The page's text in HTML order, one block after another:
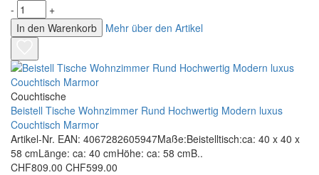
-
+
In den Warenkorb
Mehr über den Artikel
Couchtische
Beistell Tische Wohnzimmer Rund Hochwertig Modern luxus
Couchtisch Marmor
Artikel-Nr. EAN: 4067282605947Maße:Beistelltisch:ca: 40 x 40 x
58 cmLänge: ca: 40 cmHöhe: ca: 58 cmB..
CHF809.00 CHF599.00